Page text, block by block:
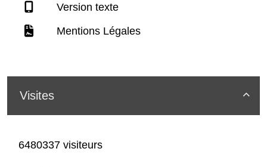
Version texte
Mentions Légales

Visites
6480337 visiteurs